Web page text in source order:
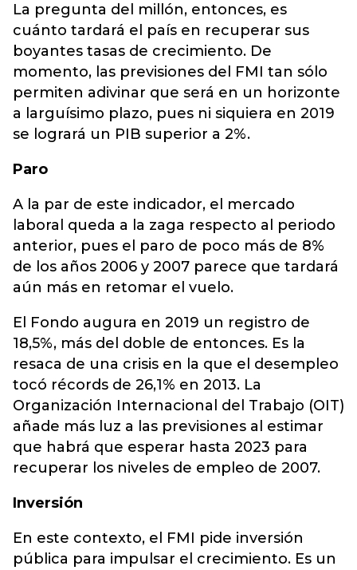
La pregunta del millón, entonces, es
cuánto tardará el país en recuperar sus
boyantes tasas de crecimiento. De
momento, las previsiones del FMI tan sólo
permiten adivinar que será en un horizonte
a larguísimo plazo, pues ni siquiera en 2019
se logrará un PIB superior a 2%.
Paro
A la par de este indicador, el mercado
laboral queda a la zaga respecto al periodo
anterior, pues el paro de poco más de 8%
de los años 2006 y 2007 parece que tardará
aún más en retomar el vuelo.
El Fondo augura en 2019 un registro de
18,5%, más del doble de entonces. Es la
resaca de una crisis en la que el desempleo
tocó récords de 26,1% en 2013. La
Organización Internacional del Trabajo (OIT)
añade más luz a las previsiones al estimar
que habrá que esperar hasta 2023 para
recuperar los niveles de empleo de 2007.
Inversión
En este contexto, el FMI pide inversión
pública para impulsar el crecimiento. Es un